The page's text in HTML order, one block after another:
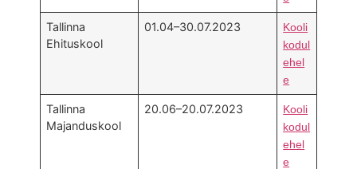
Tallinna
Ehituskool
01.04–30.07.2023
Kooli
kodul
ehel
e
Tallinna
Majanduskool
20.06–20.07.2023
Kooli
kodul
ehel
e